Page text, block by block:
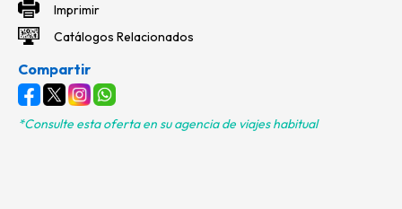
Imprimir
Catálogos Relacionados
Compartir
*Consulte esta oferta en su agencia de viajes habitual